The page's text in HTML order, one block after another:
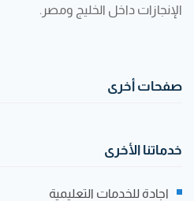
الإنجازات داخل الخليج ومصر.
صفحات أخرى
خدماتنا الأخرى
اجادة للخدمات التعليمية